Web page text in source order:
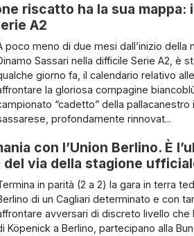
riscatto ha la sua mappa:
A2
poco meno di due mesi dall’inizio della
Sassari nella difficile Serie A2, è
giorno fa, il calendario relativo
la gloriosa compagine
“cadetto” della pallacanestro
profondamente rinnovat...
con l’Union Berlino. È
del via della stagione
in parità (2 a 2) la gara in terra
di un Cagliari determinato e con
avversari di discreto livello che
Köpenick a Berlino, partecipano alla